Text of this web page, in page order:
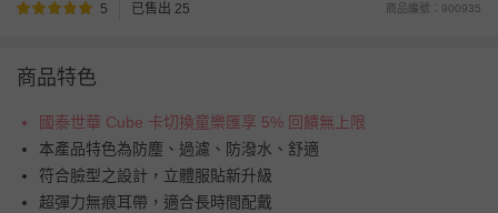
5 已售出 25 商品編號：900935
商品特色
國泰世華 Cube 卡切換童樂匯享 5% 回饋無上限
本產品特色為防塵、過濾、防潑水、舒適
符合臉型之設計，立體服貼新升級
超彈力無痕耳帶，適合長時間配戴